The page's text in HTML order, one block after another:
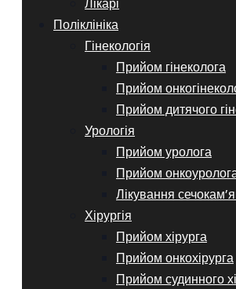
Поліклініка
Гінекологія
Прийом гінеколога
Прийом
Прийом дитячого
Урологія
Прийом уролога
Прийом
Лікування
Хірургія
Прийом хірурга
Прийом онкохірурга
Прийом судинного